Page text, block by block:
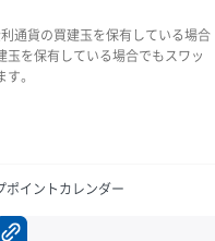
通貨の買建玉を保有している場合
玉を保有している場合でもスワッ
。
ポイントカレンダー